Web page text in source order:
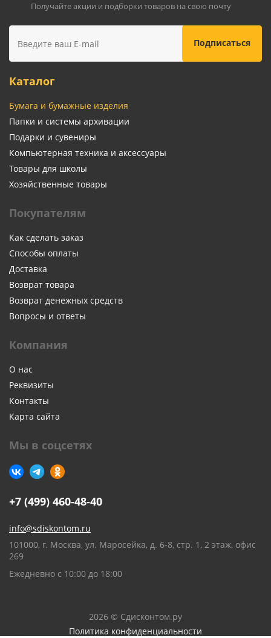
Получайте акции и подборки товаров на свою почту
Каталог
Бумага и бумажные изделия
Папки и системы архивации
Подарки и сувениры
Компьютерная техника и аксессуары
Товары для школы
Хозяйственные товары
Покупателям
Как сделать заказ
Способы оплаты
Доставка
Возврат товара
Возврат денежных средств
Вопросы и ответы
Компания
О нас
Реквизиты
Контакты
Карта сайта
Мы в соцсетях
+7 (499) 460-48-40
info@sdiskontom.ru
101000, г. Москва, ул. Маросейка, д. 6-8, стр. 1, 2 этаж, офис
269
Ежедневно с 10:00 до 18:00
2026 © Сдисконтом.ру
Политика конфиденциальности